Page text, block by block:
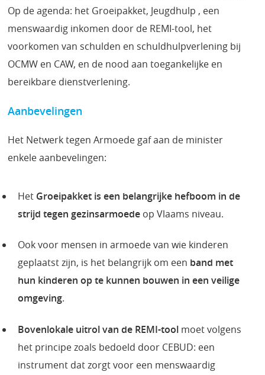
Op de agenda: het Groeipakket, Jeugdhulp , een
menswaardig inkomen door de REMI-tool, het
voorkomen van schulden en schuldhulpverlening bij
OCMW en CAW, en de nood aan toegankelijke en
bereikbare dienstverlening.
Aanbevelingen
Het Netwerk tegen Armoede gaf aan de minister
enkele aanbevelingen:
Het Groeipakket is een belangrijke hefboom in de
strijd tegen gezinsarmoedeop Vlaams niveau.
Ook voor mensen in armoede van wie kinderen
geplaatst zijn, is het belangrijk om een band met
hun kinderen op te kunnen bouwen in een veilige
omgeving.
Bovenlokale uitrol van de REMI-toolmoet volgens
het principe zoals bedoeld door CEBUD: een
instrument dat zorgt voor een menswaardig